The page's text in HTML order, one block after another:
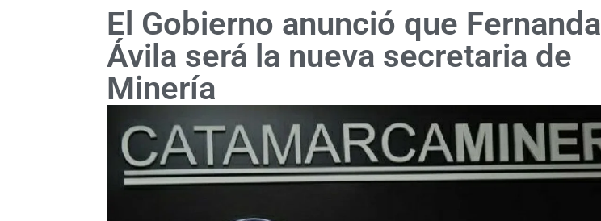
El Gobierno anunció que Fernanda
Ávila será la nueva secretaria de
Minería